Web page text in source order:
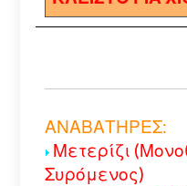
ΑΝΑΒΑΤΗΡΕΣ:
Μετερίζι
Συρόμενος)